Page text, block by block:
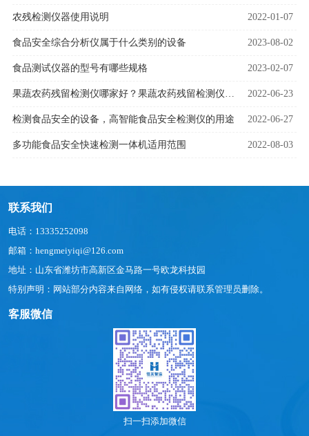
农残检测仪器使用说明 2022-01-07
食品安全综合分析仪属于什么类别的设备 2023-08-02
食品测试仪器的型号有哪些规格 2023-02-07
果蔬农药残留检测仪哪家好？果蔬农药残留检测仪厂家 2022-06-23
检测食品安全的设备，高智能食品安全检测仪的用途 2022-06-27
多功能食品安全快速检测一体机适用范围 2022-08-03
联系我们
电话：13335252098
邮箱：hengmeiyiqi@126.com
地址：山东省潍坊市高新区金马路一号欧龙科技园
特别声明：网站部分内容来自网络，如有侵权请联系管理员删除。
客服微信
扫一扫添加微信